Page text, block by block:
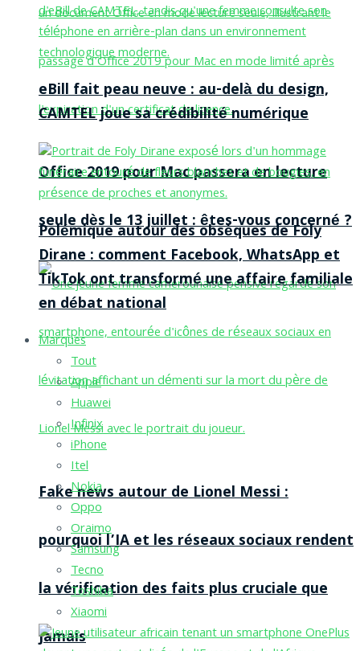
Office 2019 pour Mac passera en lecture
seule dès le 13 juillet : êtes-vous concerné ?
Fake news autour de Lionel Messi :
pourquoi l’IA et les réseaux sociaux rendent
la vérification des faits plus cruciale que
jamais
eBill fait peau neuve : au-delà du design,
CAMTEL joue sa crédibilité numérique
Polémique autour des obsèques de Foly
Dirane : comment Facebook, WhatsApp et
TikTok ont transformé une affaire familiale
en débat national
Marques
Tout
Apple
Huawei
Infinix
iPhone
Itel
Nokia
Oppo
Oraimo
Samsung
Tecno
Toshiba
Xiaomi